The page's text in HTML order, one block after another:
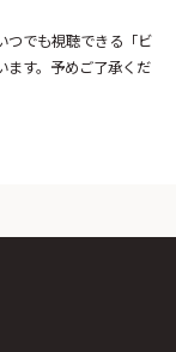
つでも視聴できる「ビ
ます。予めご了承くだ